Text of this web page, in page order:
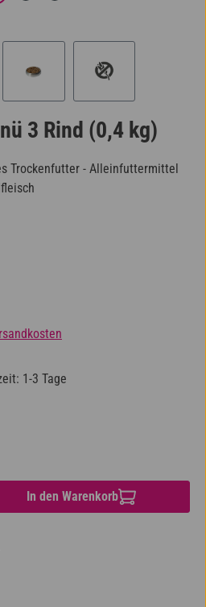
3 Rind (0,4 kg)
Trockenfutter - Alleinfuttermittel
von 5 von 5 Sternen
1-3 Tage
den gewünschten Wert
In den Warenkorb